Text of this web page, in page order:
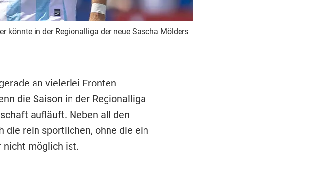
könnte in der Regionalliga der neue Sascha Mölders
an vielerlei Fronten
die Saison in der Regionalliga
aufläuft. Neben all den
die rein sportlichen, ohne die ein
nicht möglich ist.